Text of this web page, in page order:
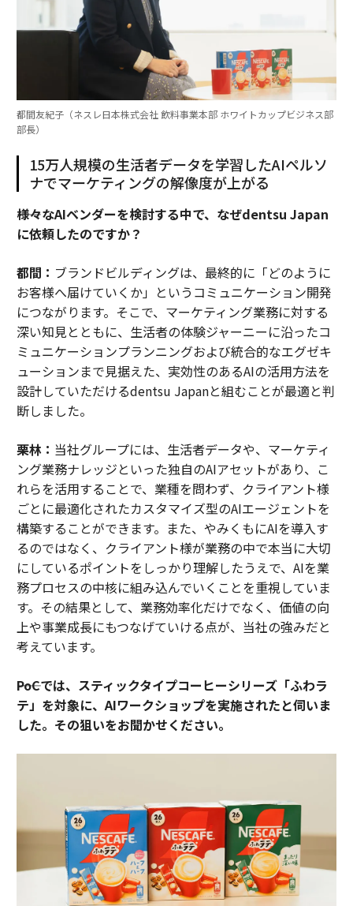
都間友紀子（ネスレ日本株式会社 飲料事業本部 ホワイトカップビジネス部
部長）
15万人規模の生活者データを学習したAIペルソ
ナでマーケティングの解像度が上がる
――様々なAIベンダーを検討する中で、なぜdentsu Japan
に依頼したのですか？
都間： ブランドビルディングは、最終的に「どのように
お客様へ届けていくか」というコミュニケーション開発
につながります。そこで、マーケティング業務に対する
深い知見とともに、生活者の体験ジャーニーに沿ったコ
ミュニケーションプランニングおよび統合的なエグゼキ
ューションまで見据えた、実効性のあるAIの活用方法を
設計していただけるdentsu Japanと組むことが最適と判
断しました。
栗林： 当社グループには、生活者データや、マーケティ
ング業務ナレッジといった独自のAIアセットがあり、こ
れらを活用することで、業種を問わず、クライアント様
ごとに最適化されたカスタマイズ型のAIエージェントを
構築することができます。また、やみくもにAIを導入す
るのではなく、クライアント様が業務の中で本当に大切
にしているポイントをしっかり理解したうえで、AIを業
務プロセスの中核に組み込んでいくことを重視していま
す。その結果として、業務効率化だけでなく、価値の向
上や事業成長にもつなげていける点が、当社の強みだと
考えています。
――PoCでは、スティックタイプコーヒーシリーズ「ふわラ
テ」を対象に、AIワークショップを実施されたと伺いま
した。その狙いをお聞かせください。